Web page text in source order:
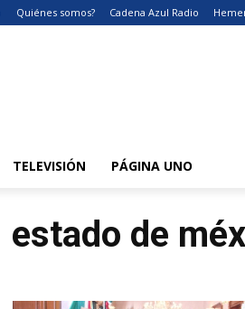
Quiénes somos? Cadena Azul Radio
TELEVISIÓN PÁGINA UNO
estado de